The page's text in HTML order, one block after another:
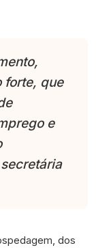
forte, que
e
dos